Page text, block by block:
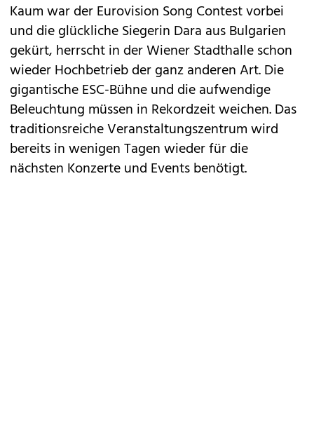
Kaum war der Eurovision Song Contest vorbei
und die glückliche Siegerin Dara aus Bulgarien
gekürt, herrscht in der Wiener Stadthalle schon
wieder Hochbetrieb der ganz anderen Art. Die
gigantische ESC-Bühne und die aufwendige
Beleuchtung müssen in Rekordzeit weichen. Das
traditionsreiche Veranstaltungszentrum wird
bereits in wenigen Tagen wieder für die
nächsten Konzerte und Events benötigt.